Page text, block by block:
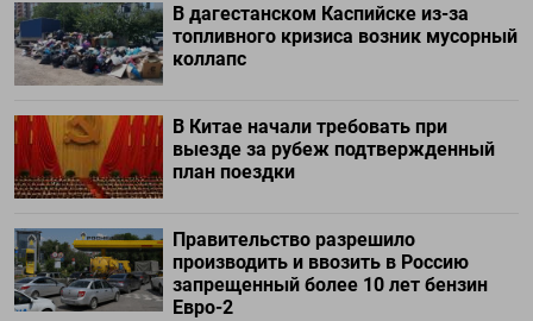
В дагестанском Каспийске из-за
топливного кризиса возник мусорный
коллапс
В Китае начали требовать при
выезде за рубеж подтвержденный
план поездки
Правительство разрешило
производить и ввозить в Россию
запрещенный более 10 лет бензин
Евро-2